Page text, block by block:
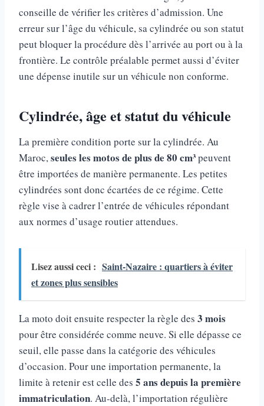
conseille de vérifier les critères d’admission. Une
erreur sur l’âge du véhicule, sa cylindrée ou son statut
peut bloquer la procédure dès l’arrivée au port ou à la
frontière. Le contrôle préalable permet aussi d’éviter
une dépense inutile sur un véhicule non conforme.
Cylindrée, âge et statut du véhicule
La première condition porte sur la cylindrée. Au
Maroc, seules les motos de plus de 80 cm³peuvent
être importées de manière permanente. Les petites
cylindrées sont donc écartées de ce régime. Cette
règle vise à cadrer l’entrée de véhicules répondant
aux normes d’usage routier attendues.
Lisez aussi ceci : Saint-Nazaire : quartiers à éviter
et zones plus sensibles
La moto doit ensuite respecter la règle des 3 mois
pour être considérée comme neuve. Si elle dépasse ce
seuil, elle passe dans la catégorie des véhicules
d’occasion. Pour une importation permanente, la
limite à retenir est celle des 5 ans depuis la première
immatriculation. Au-delà, l’importation régulière